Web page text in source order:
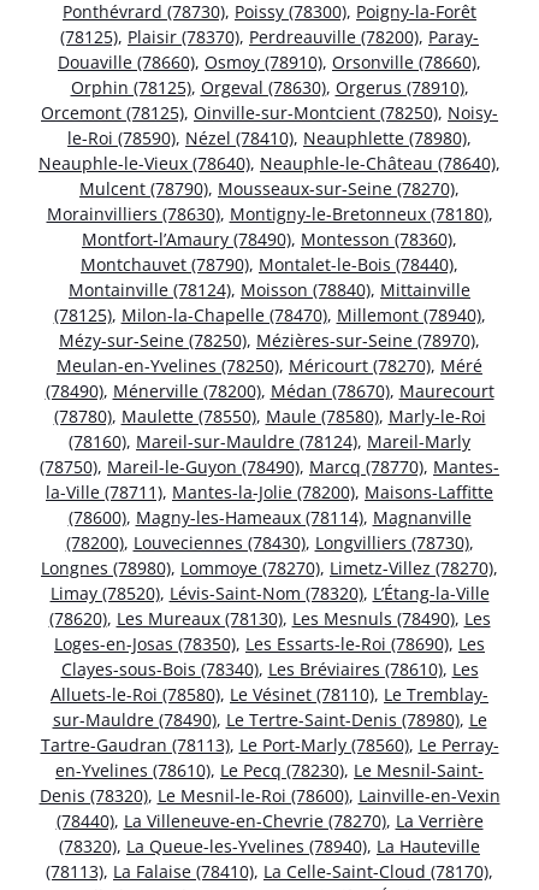
Ponthévrard (78730), Poissy (78300), Poigny-la-Forêt
(78125), Plaisir (78370), Perdreauville (78200), Paray-
Douaville (78660), Osmoy (78910), Orsonville (78660),
Orphin (78125), Orgeval (78630), Orgerus (78910),
Orcemont (78125), Oinville-sur-Montcient (78250), Noisy-
le-Roi (78590), Nézel (78410), Neauphlette (78980),
Neauphle-le-Vieux (78640), Neauphle-le-Château (78640),
Mulcent (78790), Mousseaux-sur-Seine (78270),
Morainvilliers (78630), Montigny-le-Bretonneux (78180),
Montfort-l’Amaury (78490), Montesson (78360),
Montchauvet (78790), Montalet-le-Bois (78440),
Montainville (78124), Moisson (78840), Mittainville
(78125), Milon-la-Chapelle (78470), Millemont (78940),
Mézy-sur-Seine (78250), Mézières-sur-Seine (78970),
Meulan-en-Yvelines (78250), Méricourt (78270), Méré
(78490), Ménerville (78200), Médan (78670), Maurecourt
(78780), Maulette (78550), Maule (78580), Marly-le-Roi
(78160), Mareil-sur-Mauldre (78124), Mareil-Marly
(78750), Mareil-le-Guyon (78490), Marcq (78770), Mantes-
la-Ville (78711), Mantes-la-Jolie (78200), Maisons-Laffitte
(78600), Magny-les-Hameaux (78114), Magnanville
(78200), Louveciennes (78430), Longvilliers (78730),
Longnes (78980), Lommoye (78270), Limetz-Villez (78270),
Limay (78520), Lévis-Saint-Nom (78320), L’Étang-la-Ville
(78620), Les Mureaux (78130), Les Mesnuls (78490), Les
Loges-en-Josas (78350), Les Essarts-le-Roi (78690), Les
Clayes-sous-Bois (78340), Les Bréviaires (78610), Les
Alluets-le-Roi (78580), Le Vésinet (78110), Le Tremblay-
sur-Mauldre (78490), Le Tertre-Saint-Denis (78980), Le
Tartre-Gaudran (78113), Le Port-Marly (78560), Le Perray-
en-Yvelines (78610), Le Pecq (78230), Le Mesnil-Saint-
Denis (78320), Le Mesnil-le-Roi (78600), Lainville-en-Vexin
(78440), La Villeneuve-en-Chevrie (78270), La Verrière
(78320), La Queue-les-Yvelines (78940), La Hauteville
(78113), La Falaise (78410), La Celle-Saint-Cloud (78170),